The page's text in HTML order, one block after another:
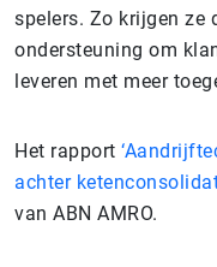
spelers. Zo krijgen ze
ondersteuning om
leveren met meer
Het rapport
achter
van ABN AMRO.